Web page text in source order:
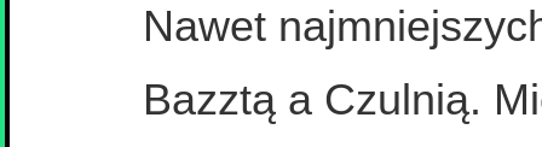
Nawet
Bazztą a Czulnią.